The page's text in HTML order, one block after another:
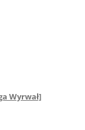
Wyrwał]